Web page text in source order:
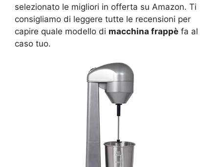
selezionato le migliori in offerta su Amazon. Ti
consigliamo di leggere tutte le recensioni per
capire quale modello di macchina frappè fa al
caso tuo.